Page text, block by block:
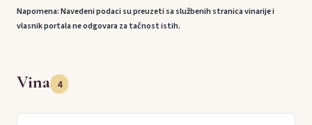
Napomena: Navedeni podaci su preuzeti sa službenih stranica vinarije i
vlasnik portala ne odgovara za tačnost istih.
Vina 4